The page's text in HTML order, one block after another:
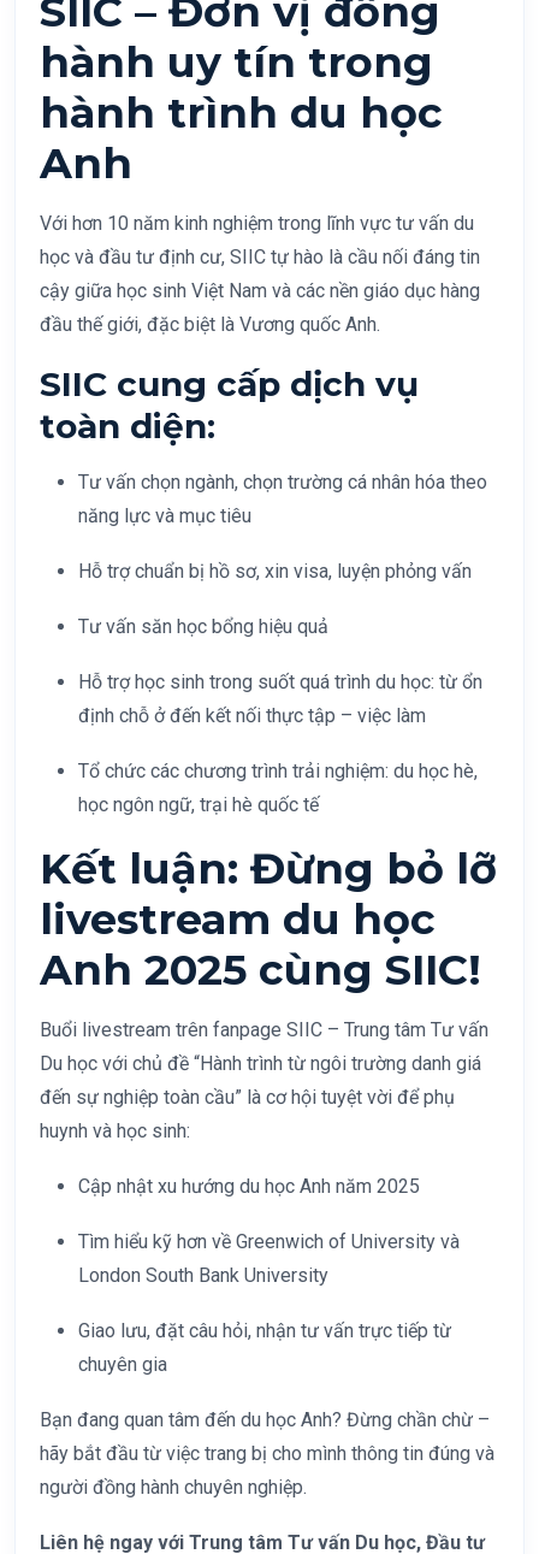
SIIC – Đơn vị đồng
hành uy tín trong
hành trình du học
Anh
Với hơn 10 năm kinh nghiệm trong lĩnh vực tư vấn du
học và đầu tư định cư, SIIC tự hào là cầu nối đáng tin
cậy giữa học sinh Việt Nam và các nền giáo dục hàng
đầu thế giới, đặc biệt là Vương quốc Anh.
SIIC cung cấp dịch vụ
toàn diện:
Tư vấn chọn ngành, chọn trường cá nhân hóa theo
năng lực và mục tiêu
Hỗ trợ chuẩn bị hồ sơ, xin visa, luyện phỏng vấn
Tư vấn săn học bổng hiệu quả
Hỗ trợ học sinh trong suốt quá trình du học: từ ổn
định chỗ ở đến kết nối thực tập – việc làm
Tổ chức các chương trình trải nghiệm: du học hè,
học ngôn ngữ, trại hè quốc tế
Kết luận: Đừng bỏ lỡ
livestream du học
Anh 2025 cùng SIIC!
Buổi livestream trên fanpage SIIC – Trung tâm Tư vấn
Du học với chủ đề “Hành trình từ ngôi trường danh giá
đến sự nghiệp toàn cầu” là cơ hội tuyệt vời để phụ
huynh và học sinh:
Cập nhật xu hướng du học Anh năm 2025
Tìm hiểu kỹ hơn về Greenwich of University và
London South Bank University
Giao lưu, đặt câu hỏi, nhận tư vấn trực tiếp từ
chuyên gia
Bạn đang quan tâm đến du học Anh? Đừng chần chừ –
hãy bắt đầu từ việc trang bị cho mình thông tin đúng và
người đồng hành chuyên nghiệp.
Liên hệ ngay với Trung tâm Tư vấn Du học, Đầu tư